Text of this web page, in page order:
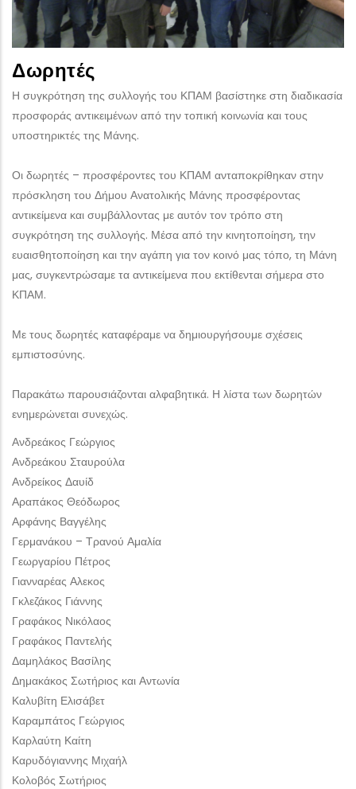
Δωρητές
Η συγκρότηση της συλλογής του ΚΠΑΜ βασίστηκε στη διαδικασία
προσφοράς αντικειμένων από την τοπική κοινωνία και τους
υποστηρικτές της Μάνης.
Οι δωρητές – προσφέροντες του ΚΠΑΜ ανταποκρίθηκαν στην
πρόσκληση του Δήμου Ανατολικής Μάνης προσφέροντας
αντικείμενα και συμβάλλοντας με αυτόν τον τρόπο στη
συγκρότηση της συλλογής. Μέσα από την κινητοποίηση, την
ευαισθητοποίηση και την αγάπη για τον κοινό μας τόπο, τη Μάνη
μας, συγκεντρώσαμε τα αντικείμενα που εκτίθενται σήμερα στο
ΚΠΑΜ.
Με τους δωρητές καταφέραμε να δημιουργήσουμε σχέσεις
εμπιστοσύνης.
Παρακάτω παρουσιάζονται αλφαβητικά. Η λίστα των δωρητών
ενημερώνεται συνεχώς.
Ανδρεάκος Γεώργιος
Ανδρεάκου Σταυρούλα
Ανδρείκος Δαυίδ
Αραπάκος Θεόδωρος
Αρφάνης Βαγγέλης
Γερμανάκου – Τρανού Αμαλία
Γεωργαρίου Πέτρος
Γιανναρέας Αλεκος
Γκλεζάκος Γιάννης
Γραφάκος Νικόλαος
Γραφάκος Παντελής
Δαμηλάκος Βασίλης
Δημακάκος Σωτήριος και Αντωνία
Καλυβίτη Ελισάβετ
Καραμπάτος Γεώργιος
Καρλαύτη Καίτη
Καρυδόγιαννης Μιχαήλ
Κολοβός Σωτήριος